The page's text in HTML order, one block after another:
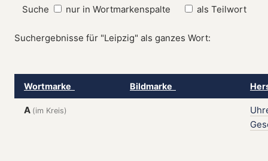
Suche nur in Wortmarkenspalte als Teilwort
Suchergebnisse für "Leipzig" als ganzes Wort:
Wortmarke Bildmarke
A (im Kreis)